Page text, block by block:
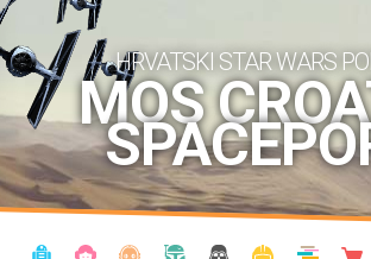
HRVATSKI STAR WARS
MOS